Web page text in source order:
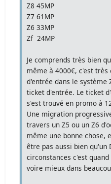
Z8 45MP
Z7 61MP
Z6 33MP
Zf 24MP
Je comprends très bien
même à 4000€, c'est
d'entrée dans le système
ticket d'entrée. Le ticket
s'est trouvé en promo à
Une migration
travers un Z5 ou un Z6
même une bonne chose,
être pas aussi bien qu'un
circonstances c'est
voire mieux dans